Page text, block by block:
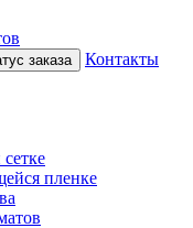
заказа
Контакты
пленке